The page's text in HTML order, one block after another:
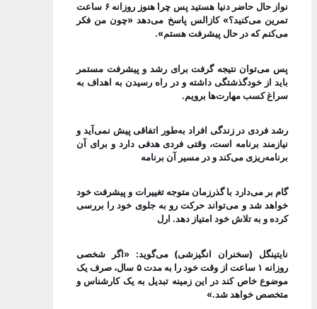
نواز حال حاضر دنیا هستید پس چرا هنوز روزانه ۶ ساعت
تمرین می‌کنید؟» کازالس پاسخ می‌دهد «چون من فکر
می‌کنم که در حال پیشرفت هستم».
پس می‌توان نتیجه گرفت برای رشد و پیشرفت مستمر
باید از خودگذشتگی داشته و در راه رسیدن به اهداف به
سراغ کسب مهارت‌ها برویم.
رشد فردی در زندگی افراد به‌طور اتفاقی پیش نمی‌آید و
نیازمند برنامه است، وقتی فردی هدفی دارد و برای آن
برنامه‌ریزی می‌کند و در مسیر آن برنامه
گام بر می‌دارد با گذرزمان متوجه تغییرات و پیشرفت خود
خواهد شد و می‌تواند حرکت رو به جلوی خود را بررسی
کرده و به تلاش خود امتیاز دهد. ارل
نایتینگل (سخنران انگیزشی) می‌گوید: «اگر شخصی
روزانه ۱ ساعت از وقت خود را به مدت ۵ سال، صرف یک
موضوع خاص کند در این زمینه تبدیل به یک کارشناس و
متخصص خواهد شد.»